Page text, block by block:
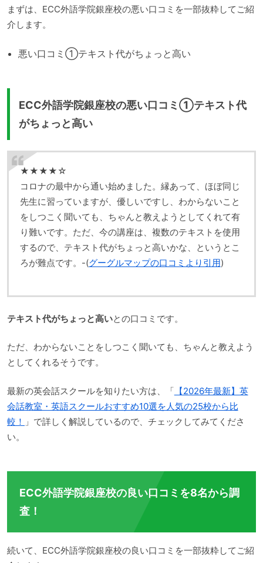
まずは、ECC外語学院銀座校の悪い口コミを一部抜粋してご紹
介します。
悪い口コミ①テキスト代がちょっと高い
ECC外語学院銀座校の悪い口コミ①テキスト代
がちょっと高い
★★★★☆
コロナの最中から通い始めました。縁あって、ほぼ同じ
先生に習っていますが、優しいですし、わからないこと
をしつこく聞いても、ちゃんと教えようとしてくれて有
り難いです。ただ、今の講座は、複数のテキストを使用
するので、テキスト代がちょっと高いかな、というとこ
ろが難点です。-(グーグルマップの口コミより引用)
テキスト代がちょっと高いとの口コミです。
ただ、わからないことをしつこく聞いても、ちゃんと教えよう
としてくれるそうです。
最新の英会話スクールを知りたい方は、「 【2026年最新】英
会話教室・英語スクールおすすめ10選を人気の25校から比
較！ 」で詳しく解説しているので、チェックしてみてくださ
い。
ECC外語学院銀座校の良い口コミを8名から調
査！
続いて、ECC外語学院銀座校の良い口コミを一部抜粋してご紹